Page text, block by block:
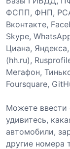
ФСПП, ФНП,
Вконтакте,
Skype,
Циана,
(hh.ru),
Мегафон,
Foursquare,
Можете ввести
удивитесь,
автомобили,
другие номера